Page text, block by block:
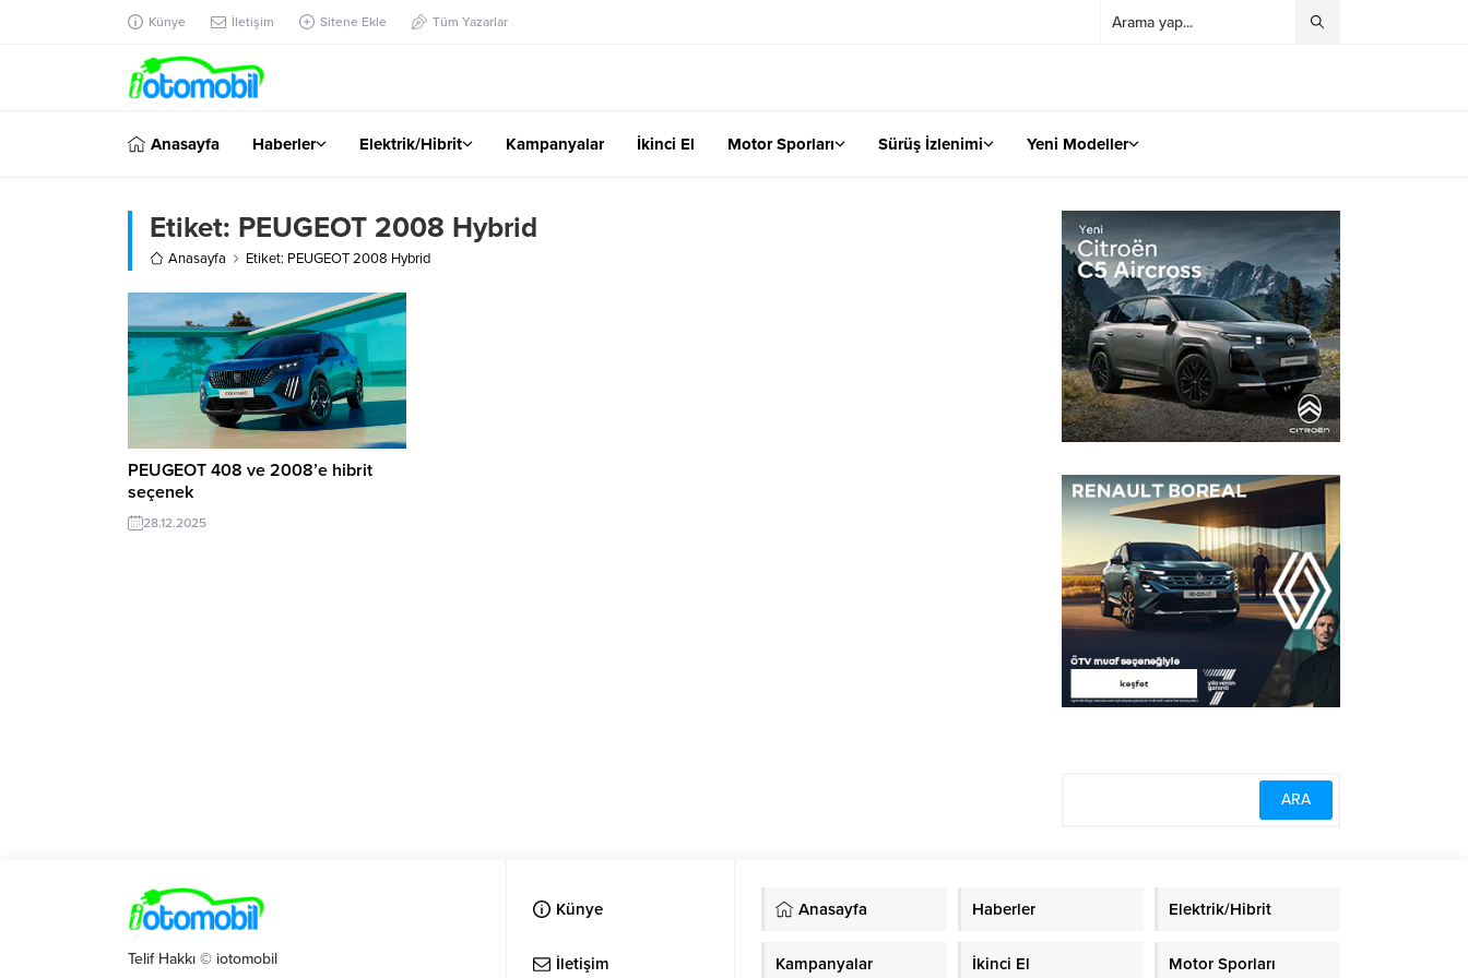
Künye İletişim Sitene Ekle Tüm Yazarlar
Anasayfa Haberler Elektrik/Hibrit Kampanyalar İkinci El Motor Sporları Sürüş İzlenimi Yeni Modeller
Etiket: PEUGEOT 2008 Hybrid
Anasayfa Etiket: PEUGEOT 2008 Hybrid
PEUGEOT 408 ve 2008’e hibrit
seçenek
28.12.2025
Telif Hakkı © iotomobil
Künye
İletişim
Anasayfa Haberler Elektrik/Hibrit
Kampanyalar İkinci El Motor Sporları